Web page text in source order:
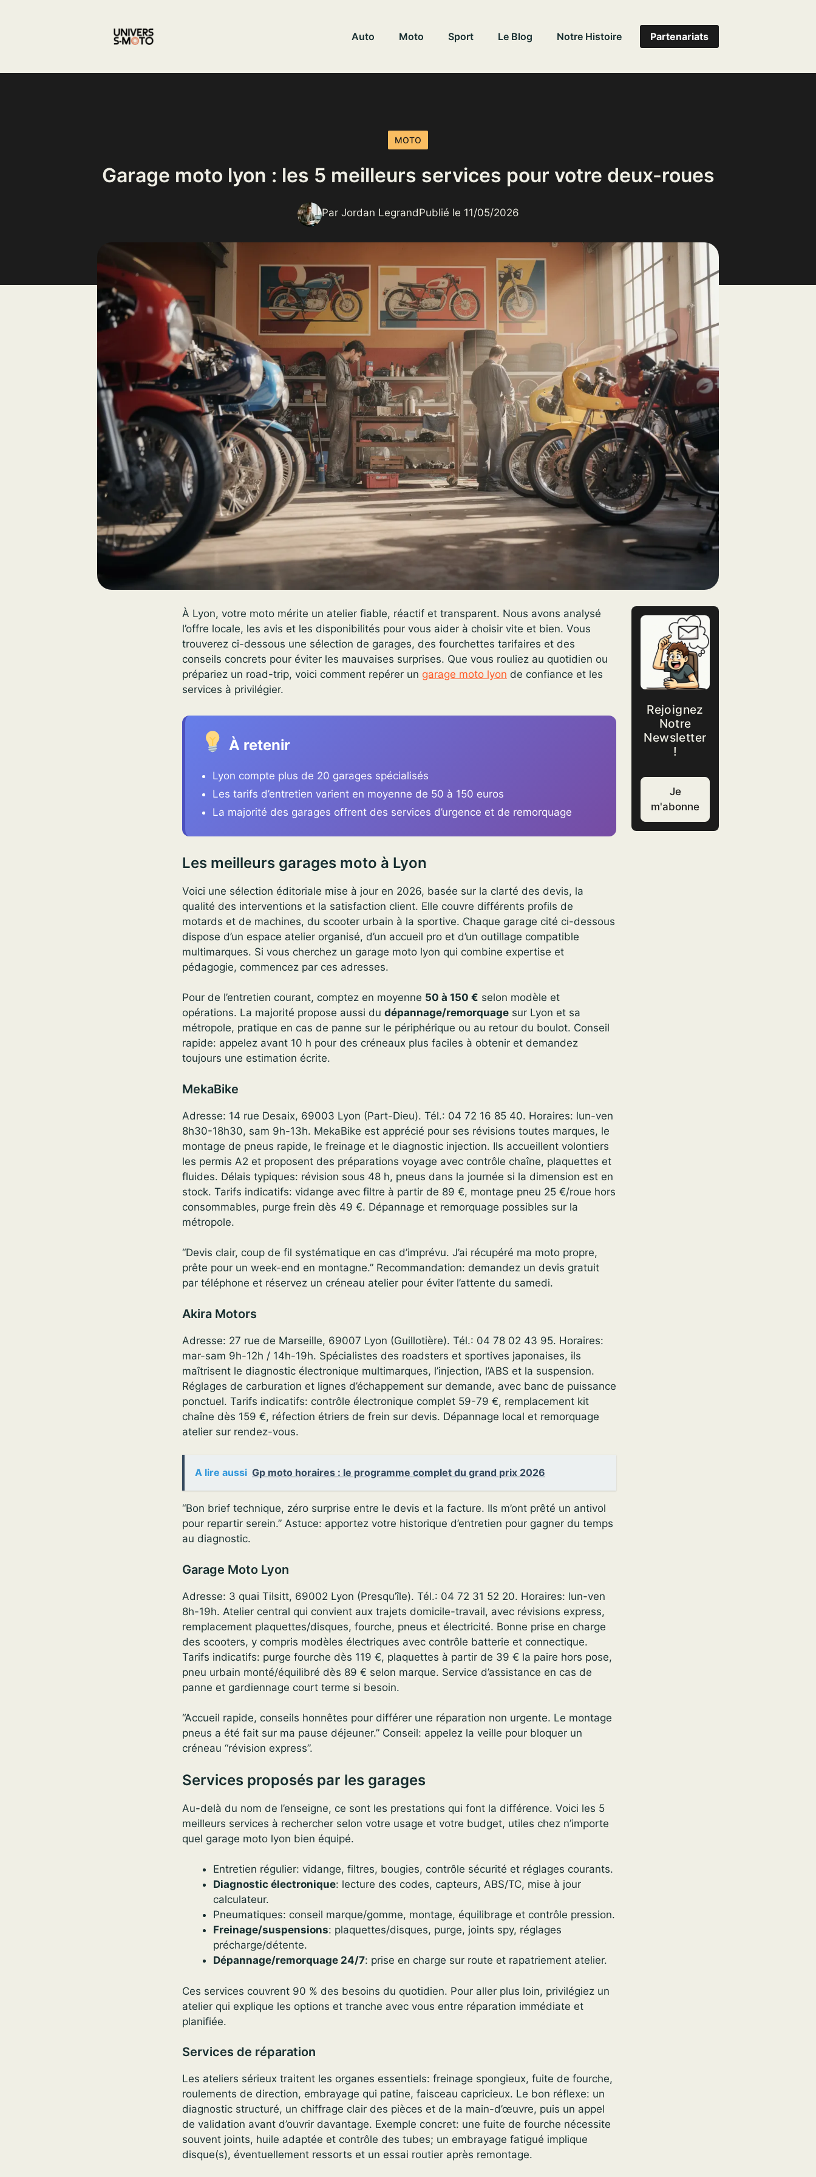
Auto Moto Sport Le Blog Notre Histoire Partenariats
MOTO
Garage moto lyon : les 5 meilleurs services pour votre deux-roues
Par Jordan LegrandPublié le 11/05/2026
À Lyon, votre moto mérite un atelier fiable, réactif et transparent. Nous avons analysé
l’offre locale, les avis et les disponibilités pour vous aider à choisir vite et bien. Vous
trouverez ci-dessous une sélection de garages, des fourchettes tarifaires et des
conseils concrets pour éviter les mauvaises surprises. Que vous rouliez au quotidien ou
prépariez un road-trip, voici comment repérer un garage moto lyon de confiance et les
services à privilégier.
À retenir
Lyon compte plus de 20 garages spécialisés
Les tarifs d’entretien varient en moyenne de 50 à 150 euros
La majorité des garages offrent des services d’urgence et de remorquage
Les meilleurs garages moto à Lyon
Voici une sélection éditoriale mise à jour en 2026, basée sur la clarté des devis, la
qualité des interventions et la satisfaction client. Elle couvre différents profils de
motards et de machines, du scooter urbain à la sportive. Chaque garage cité ci-dessous
dispose d’un espace atelier organisé, d’un accueil pro et d’un outillage compatible
multimarques. Si vous cherchez un garage moto lyon qui combine expertise et
pédagogie, commencez par ces adresses.
Pour de l’entretien courant, comptez en moyenne 50 à 150 € selon modèle et
opérations. La majorité propose aussi du dépannage/remorquage sur Lyon et sa
métropole, pratique en cas de panne sur le périphérique ou au retour du boulot. Conseil
rapide: appelez avant 10 h pour des créneaux plus faciles à obtenir et demandez
toujours une estimation écrite.
MekaBike
Adresse: 14 rue Desaix, 69003 Lyon (Part-Dieu). Tél.: 04 72 16 85 40. Horaires: lun-ven
8h30-18h30, sam 9h-13h. MekaBike est apprécié pour ses révisions toutes marques, le
montage de pneus rapide, le freinage et le diagnostic injection. Ils accueillent volontiers
les permis A2 et proposent des préparations voyage avec contrôle chaîne, plaquettes et
fluides. Délais typiques: révision sous 48 h, pneus dans la journée si la dimension est en
stock. Tarifs indicatifs: vidange avec filtre à partir de 89 €, montage pneu 25 €/roue hors
consommables, purge frein dès 49 €. Dépannage et remorquage possibles sur la
métropole.
“Devis clair, coup de fil systématique en cas d’imprévu. J’ai récupéré ma moto propre,
prête pour un week-end en montagne.” Recommandation: demandez un devis gratuit
par téléphone et réservez un créneau atelier pour éviter l’attente du samedi.
Akira Motors
Adresse: 27 rue de Marseille, 69007 Lyon (Guillotière). Tél.: 04 78 02 43 95. Horaires:
mar-sam 9h-12h / 14h-19h. Spécialistes des roadsters et sportives japonaises, ils
maîtrisent le diagnostic électronique multimarques, l’injection, l’ABS et la suspension.
Réglages de carburation et lignes d’échappement sur demande, avec banc de puissance
ponctuel. Tarifs indicatifs: contrôle électronique complet 59-79 €, remplacement kit
chaîne dès 159 €, réfection étriers de frein sur devis. Dépannage local et remorquage
atelier sur rendez-vous.
A lire aussi Gp moto horaires : le programme complet du grand prix 2026
“Bon brief technique, zéro surprise entre le devis et la facture. Ils m’ont prêté un antivol
pour repartir serein.” Astuce: apportez votre historique d’entretien pour gagner du temps
au diagnostic.
Garage Moto Lyon
Adresse: 3 quai Tilsitt, 69002 Lyon (Presqu’île). Tél.: 04 72 31 52 20. Horaires: lun-ven
8h-19h. Atelier central qui convient aux trajets domicile-travail, avec révisions express,
remplacement plaquettes/disques, fourche, pneus et électricité. Bonne prise en charge
des scooters, y compris modèles électriques avec contrôle batterie et connectique.
Tarifs indicatifs: purge fourche dès 119 €, plaquettes à partir de 39 € la paire hors pose,
pneu urbain monté/équilibré dès 89 € selon marque. Service d’assistance en cas de
panne et gardiennage court terme si besoin.
“Accueil rapide, conseils honnêtes pour différer une réparation non urgente. Le montage
pneus a été fait sur ma pause déjeuner.” Conseil: appelez la veille pour bloquer un
créneau “révision express”.
Services proposés par les garages
Au-delà du nom de l’enseigne, ce sont les prestations qui font la différence. Voici les 5
meilleurs services à rechercher selon votre usage et votre budget, utiles chez n’importe
quel garage moto lyon bien équipé.
Entretien régulier: vidange, filtres, bougies, contrôle sécurité et réglages courants.
Diagnostic électronique: lecture des codes, capteurs, ABS/TC, mise à jour
calculateur.
Pneumatiques: conseil marque/gomme, montage, équilibrage et contrôle pression.
Freinage/suspensions: plaquettes/disques, purge, joints spy, réglages
précharge/détente.
Dépannage/remorquage 24/7: prise en charge sur route et rapatriement atelier.
Ces services couvrent 90 % des besoins du quotidien. Pour aller plus loin, privilégiez un
atelier qui explique les options et tranche avec vous entre réparation immédiate et
planifiée.
Services de réparation
Les ateliers sérieux traitent les organes essentiels: freinage spongieux, fuite de fourche,
roulements de direction, embrayage qui patine, faisceau capricieux. Le bon réflexe: un
diagnostic structuré, un chiffrage clair des pièces et de la main-d’œuvre, puis un appel
de validation avant d’ouvrir davantage. Exemple concret: une fuite de fourche nécessite
souvent joints, huile adaptée et contrôle des tubes; un embrayage fatigué implique
disque(s), éventuellement ressorts et un essai routier après remontage.
Rejoignez
Notre
Newsletter
!
Je
m'abonne